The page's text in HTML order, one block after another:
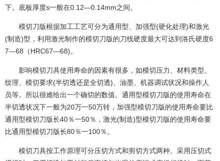
下。底板厚度s一般在0.12—0.14mm之间。
模切刀版根据加工工艺可分为通用型、加强型(硬化处理)和激光
(制造)型，利用激光制作的模切刀版的刀线硬度最大可达到洛氏硬度6
7—68（HRC67—68)。
影响模切刀具使用寿命的因素有很多，如模切压力、材料类型、
纹理、模切要求(半切透还是全切透)、油墨、机器调试状况和操作人
员等。所以很难给出一个确切的数值。通用型模切刀版的使用寿命在
半切透状况下一般为20万一50万转，加强型模切刀版的使用寿命要比
通用型模切刀版长40％一50％，激光(制造)型模切刀版的使用寿命要
比通用型模切刀版长80％一100％。
模切刀具按工作原理可分压切方式和剪切方式两种。采用压切式